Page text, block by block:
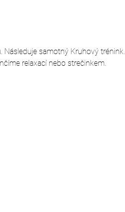
Následuje samotný Kruhový trénink.
relaxací nebo strečinkem.